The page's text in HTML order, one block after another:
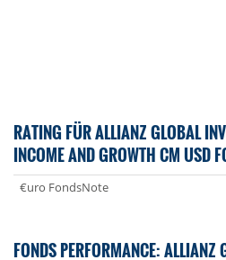
RATING FÜR ALLIANZ GLOBAL
INCOME AND GROWTH CM USD
€uro FondsNote
FONDS PERFORMANCE: ALLIANZ